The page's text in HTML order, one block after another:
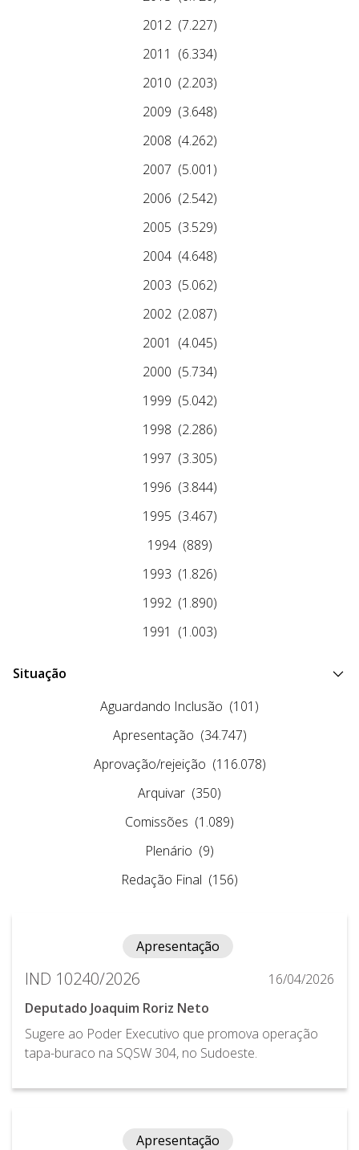
2012 (7.227)
2011 (6.334)
2010 (2.203)
2009 (3.648)
2008 (4.262)
2007 (5.001)
2006 (2.542)
2005 (3.529)
2004 (4.648)
2003 (5.062)
2002 (2.087)
2001 (4.045)
2000 (5.734)
1999 (5.042)
1998 (2.286)
1997 (3.305)
1996 (3.844)
1995 (3.467)
1994 (889)
1993 (1.826)
1992 (1.890)
1991 (1.003)
Situação
Aguardando Inclusão (101)
Apresentação (34.747)
Aprovação/rejeição (116.078)
Arquivar (350)
Comissões (1.089)
Plenário (9)
Redação Final (156)
Apresentação
IND 10240/2026
16/04/2026
Deputado Joaquim Roriz Neto
Sugere ao Poder Executivo que promova operação
tapa-buraco na SQSW 304, no Sudoeste.
Apresentação